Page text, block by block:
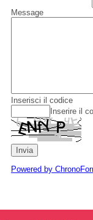
Message
Inserisci il codice
Inserire il
Powered by